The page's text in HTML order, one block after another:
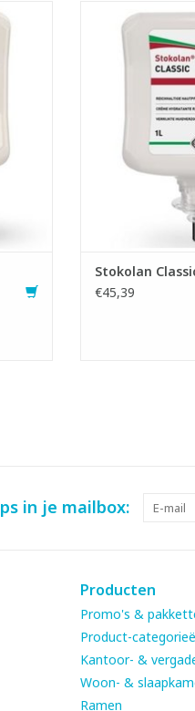
met
de
- Aanbevolen voor
- Regenereert
- Met ECARF-
- Met 9,5% NMF
-
TOEVOEGEN
Stokolan
€45,39
in je mailbox:
Producten
Promo's &
Product-
Kantoor- &
Woon- &
Ramen